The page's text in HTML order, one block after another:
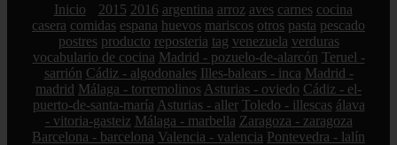
Inicio 2015 2016 argentina arroz aves carnes cocina
casera comidas espana huevos mariscos otros pasta pescado
postres producto reposteria tag venezuela verduras
vocabulario de cocina Madrid - pozuelo-de-alarcón Teruel -
sarrión Cádiz - algodonales Illes-balears - inca Madrid -
madrid Málaga - torremolinos Asturias - oviedo Cádiz - el-
puerto-de-santa-maría Asturias - aller Toledo - illescas álava
- vitoria-gasteiz Málaga - marbella Zaragoza - zaragoza
Barcelona - barcelona Valencia - valencia Pontevedra - lalín